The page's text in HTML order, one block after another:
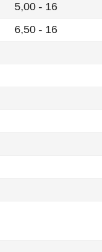
5,00 - 16
6,50 - 16